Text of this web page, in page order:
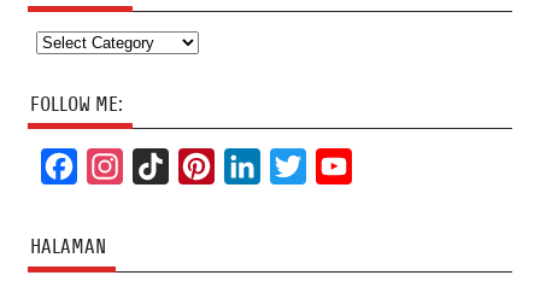
Categories
FOLLOW ME:
c
e
t
T
t
k
t
T
HALAMAN